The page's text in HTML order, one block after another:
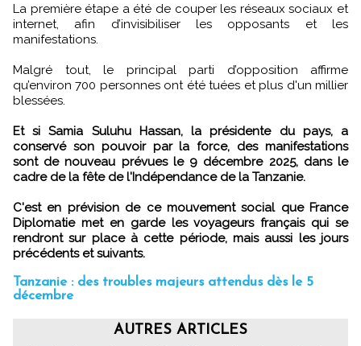
La première étape a été de couper les réseaux sociaux et
internet, afin d’invisibiliser les opposants et les
manifestations.
Malgré tout, le principal parti d’opposition affirme
qu’environ 700 personnes ont été tuées et plus d'un millier
blessées.
Et si Samia Suluhu Hassan, la présidente du pays, a
conservé son pouvoir par la force, des manifestations
sont de nouveau prévues le 9 décembre 2025, dans le
cadre de la fête de l'Indépendance de la Tanzanie.
C'est en prévision de ce mouvement social que France
Diplomatie met en garde les voyageurs français qui se
rendront sur place à cette période, mais aussi les jours
précédents et suivants.
Tanzanie : des troubles majeurs attendus dès le 5
décembre
AUTRES ARTICLES